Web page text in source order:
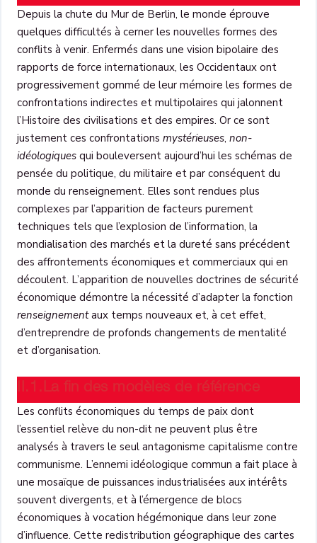
Depuis la chute du Mur de Berlin, le monde éprouve
quelques difficultés à cerner les nouvelles formes des
conflits à venir. Enfermés dans une vision bipolaire des
rapports de force internationaux, les Occidentaux ont
progressivement gommé de leur mémoire les formes de
confrontations indirectes et multipolaires qui jalonnent
l’Histoire des civilisations et des empires. Or ce sont
justement ces confrontationsmystérieuses,non-
idéologiques qui bouleversent aujourd’hui les schémas de
pensée du politique, du militaire et par conséquent du
monde du renseignement. Elles sont rendues plus
complexes par l’apparition de facteurs purement
techniques tels que l’explosion de l’information, la
mondialisation des marchés et la dureté sans précédent
des affrontements économiques et commerciaux qui en
découlent. L’apparition de nouvelles doctrines de sécurité
économique démontre la nécessité d’adapter la fonction
renseignementaux temps nouveaux et, à cet effet,
d’entreprendre de profonds changements de mentalité
et d’organisation.
II.1.La fin des modèles de référence
Les conflits économiques du temps de paix dont
l’essentiel relève du non-dit ne peuvent plus être
analysés à travers le seul antagonisme capitalisme contre
communisme. L’ennemi idéologique commun a fait place à
une mosaïque de puissances industrialisées aux intérêts
souvent divergents, et à l’émergence de blocs
économiques à vocation hégémonique dans leur zone
d’influence. Cette redistribution géographique des cartes